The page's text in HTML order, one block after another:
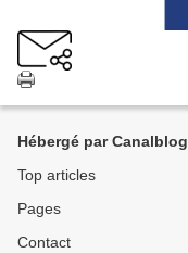
Hébergé par Canalblog
Top articles
Pages
Contact